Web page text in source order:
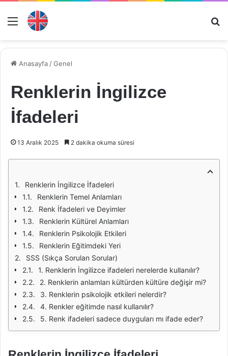
Menü
Anasayfa /Genel
Renklerin İngilizce
İfadeleri
13 Aralık 2025 2 dakika okuma süresi
Renklerin İngilizce İfadeleri
Renklerin Temel Anlamları
Renk İfadeleri ve Deyimler
Renklerin Kültürel Anlamları
Renklerin Psikolojik Etkileri
Renklerin Eğitimdeki Yeri
SSS (Sıkça Sorulan Sorular)
1. Renklerin İngilizce ifadeleri nerelerde kullanılır?
2. Renklerin anlamları kültürden kültüre değişir mi?
3. Renklerin psikolojik etkileri nelerdir?
4. Renkler eğitimde nasıl kullanılır?
5. Renk ifadeleri sadece duyguları mı ifade eder?